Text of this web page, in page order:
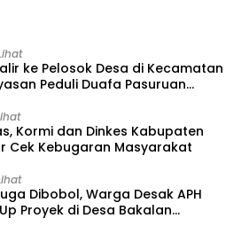
ke Pelosok Desa di Kecamatan
Peduli Duafa Pasuruan
Kormi dan Dinkes Kabupaten
Cek Kebugaran Masyarakat
Dibobol, Warga Desak APH
Proyek di Desa Bakalan